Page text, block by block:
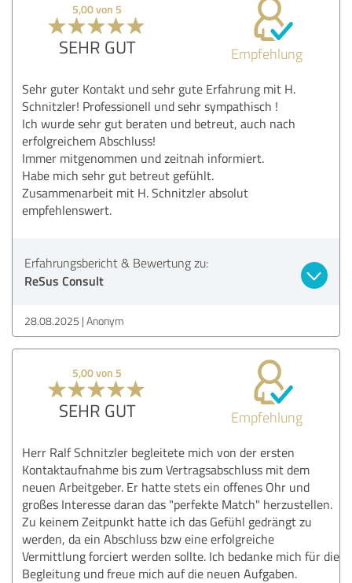
5,00 von 5
SEHR GUT Empfehlung
Sehr guter Kontakt und sehr gute Erfahrung mit H.
Schnitzler! Professionell und sehr sympathisch !
Ich wurde sehr gut beraten und betreut, auch nach
erfolgreichem Abschluss!
Immer mitgenommen und zeitnah informiert.
Habe mich sehr gut betreut gefühlt.
Zusammenarbeit mit H. Schnitzler absolut
empfehlenswert.
Erfahrungsbericht & Bewertung zu:
ReSus Consult
28.08.2025 Anonym
5,00 von 5
SEHR GUT Empfehlung
Herr Ralf Schnitzler begleitete mich von der ersten
Kontaktaufnahme bis zum Vertragsabschluss mit dem
neuen Arbeitgeber. Er hatte stets ein offenes Ohr und
großes Interesse daran das "perfekte Match" herzustellen.
Zu keinem Zeitpunkt hatte ich das Gefühl gedrängt zu
werden, da ein Abschluss bzw eine erfolgreiche
Vermittlung forciert werden sollte. Ich bedanke mich für die
Begleitung und freue mich auf die neuen Aufgaben.